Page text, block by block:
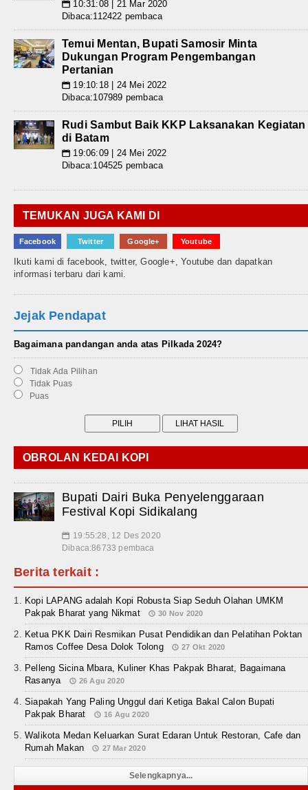
📅 10:31:08 | 21 Mar 2020
Dibaca:112422 pembaca
Temui Mentan, Bupati Samosir Minta
Dukungan Program Pengembangan
Pertanian
📅 19:10:18 | 24 Mei 2022
Dibaca:107989 pembaca
Rudi Sambut Baik KKP Laksanakan Kegiatan
di Batam
📅 19:06:09 | 24 Mei 2022
Dibaca:104525 pembaca
TEMUKAN JUGA KAMI DI
Facebook Twitter Google+ Youtube
Ikuti kami di facebook, twitter, Google+, Youtube dan dapatkan
informasi terbaru dari kami.
Jejak Pendapat
Bagaimana pandangan anda atas Pilkada 2024?
Tidak Ada Pilihan
Tidak Puas
Puas
OBROLAN KEDAI KOPI
Bupati Dairi Buka Penyelenggaraan
Festival Kopi Sidikalang
📅 19:55:28, 12 Des 2020
Dibaca:86733 pembaca
Berita terkait :
Kopi LAPANG adalah Kopi Robusta Siap Seduh Olahan UMKM
Pakpak Bharat yang Nikmat
30 Nov 2020
Ketua PKK Dairi Resmikan Pusat Pendidikan dan Pelatihan Poktan
Ramos Coffee Desa Dolok Tolong
27 Okt 2020
Pelleng Sicina Mbara, Kuliner Khas Pakpak Bharat, Bagaimana
Rasanya
26 Agu 2020
Siapakah Yang Paling Unggul dari Ketiga Bakal Calon Bupati
Pakpak Bharat
16 Agu 2020
Walikota Medan Keluarkan Surat Edaran Untuk Restoran, Cafe dan
Rumah Makan
27 Mar 2020
Selengkapnya...